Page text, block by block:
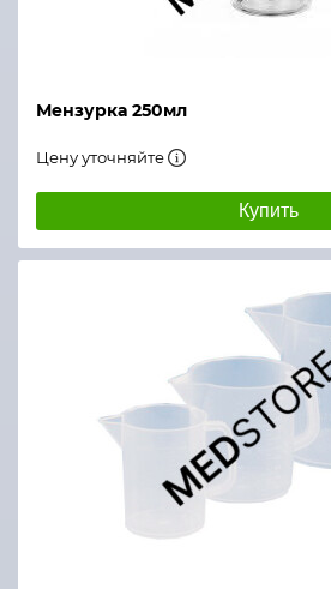
Мензурка 250мл
Цену уточняйте
Купить